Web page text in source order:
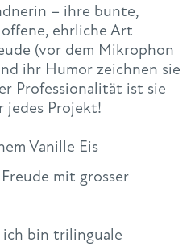
– ihre bunte,
ehrliche Art
(vor dem Mikrophon
ihr Humor zeichnen sie
Professionalität ist sie
jedes Projekt!
Vanille Eis
mit grosser
ich bin trilinguale